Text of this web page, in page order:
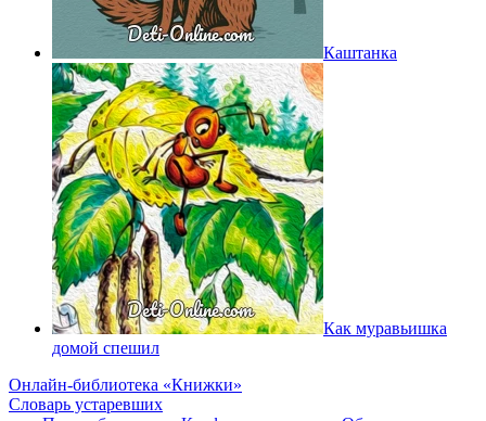
Каштанка
Как муравьишка
домой спешил
Онлайн-библиотека «Книжки»
Словарь устаревших